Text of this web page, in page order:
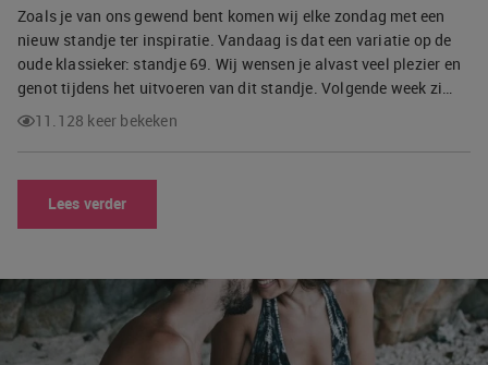
Zoals je van ons gewend bent komen wij elke zondag met een
nieuw standje ter inspiratie. Vandaag is dat een variatie op de
oude klassieker: standje 69. Wij wensen je alvast veel plezier en
genot tijdens het uitvoeren van dit standje. Volgende week zi…
11.128 keer bekeken
Lees verder